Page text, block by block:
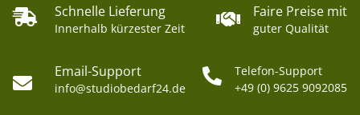
Schnelle Lieferung
Innerhalb kürzester Zeit
Faire Preise mit
guter Qualität
Email-Support
info@studiobedarf24.de
Telefon-Support
+49 (0) 9625 9092085